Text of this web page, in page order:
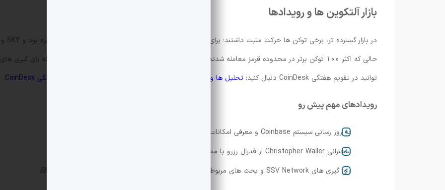
بازار آلتکوین ها و رویدادها
حالی که اکثر 100 توکن برتر در محدوده قرمز معامله شدند. فهرست کامل رویدادهای هفته و به روز رسانی ها از جمله
توانید در تقویم هفتگی CoinDesk دنبال کنید:
تحلیل ها و تقویم بازار تقویم هفتگی CoinDesk .
رویدادهای مهم پیش رو
به روز رسانی سیستم Coinbase و معرفی امکانات جدید از جمله توکنیزه شدن سهام و بازارهای پیش بینی.
سخنرانی Christopher Waller از فدرال رزرو با محور چشم انداز اقتصادی.
رای گیری های SSV Network و بحث های مربوط به حرکت نهادی در RWAfi و برنامه های آینده BNB Chain.